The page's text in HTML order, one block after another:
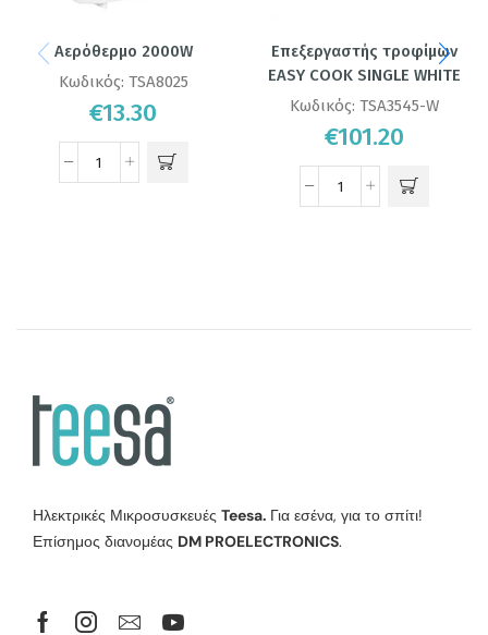
Αερόθερμο 2000W
Κωδικός: TSA8025
€13.30
Επεξεργαστής τροφίμων
EASY COOK SINGLE WHITE
Κωδικός:TSA3545-W
€101.20
Ηλεκτρικές Μικροσυσκευές Teesa. Για εσένα, για το σπίτι!
Επίσημος διανομέας DM PROELECTRONICS.